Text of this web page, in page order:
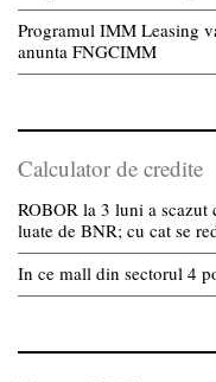
Programul IMM Leasing
anunta FNGCIMM
Calculator de credite
ROBOR la 3 luni a
luate de BNR; cu cat se
In ce mall din sectorul 4